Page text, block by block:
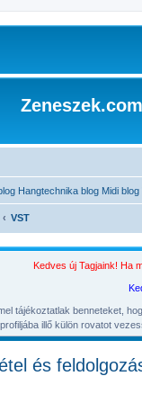
Zeneszek.com
Hangtechnika blog Midi blog
VST
Kedves új Tagjaink! Ha
tájékoztatlak benneteket,
illő külön rovatot
és